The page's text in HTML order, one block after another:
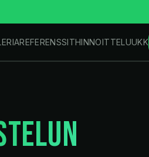
REFERENSSITHINNOITTELUUKK